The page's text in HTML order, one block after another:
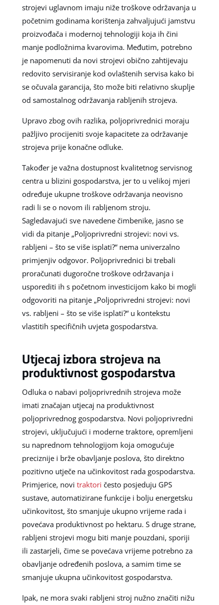
strojevi uglavnom imaju niže troškove održavanja u
početnim godinama korištenja zahvaljujući jamstvu
proizvođača i modernoj tehnologiji koja ih čini
manje podložnima kvarovima. Međutim, potrebno
je napomenuti da novi strojevi obično zahtijevaju
redovito servisiranje kod ovlaštenih servisa kako bi
se očuvala garancija, što može biti relativno skuplje
od samostalnog održavanja rabljenih strojeva.
Upravo zbog ovih razlika, poljoprivrednici moraju
pažljivo procijeniti svoje kapacitete za održavanje
strojeva prije konačne odluke.
Također je važna dostupnost kvalitetnog servisnog
centra u blizini gospodarstva, jer to u velikoj mjeri
određuje ukupne troškove održavanja neovisno
radi li se o novom ili rabljenom stroju.
Sagledavajući sve navedene čimbenike, jasno se
vidi da pitanje „Poljoprivredni strojevi: novi vs.
rabljeni – što se više isplati?“ nema univerzalno
primjenjiv odgovor. Poljoprivrednici bi trebali
proračunati dugoročne troškove održavanja i
usporediti ih s početnom investicijom kako bi mogli
odgovoriti na pitanje „Poljoprivredni strojevi: novi
vs. rabljeni – što se više isplati?“ u kontekstu
vlastitih specifičnih uvjeta gospodarstva.
Utjecaj izbora strojeva na
produktivnost gospodarstva
Odluka o nabavi poljoprivrednih strojeva može
imati značajan utjecaj na produktivnost
poljoprivrednog gospodarstva. Novi poljoprivredni
strojevi, uključujući i moderne traktore, opremljeni
su naprednom tehnologijom koja omogućuje
preciznije i brže obavljanje poslova, što direktno
pozitivno utječe na učinkovitost rada gospodarstva.
Primjerice, novi traktori često posjeduju GPS
sustave, automatizirane funkcije i bolju energetsku
učinkovitost, što smanjuje ukupno vrijeme rada i
povećava produktivnost po hektaru. S druge strane,
rabljeni strojevi mogu biti manje pouzdani, sporiji
ili zastarjeli, čime se povećava vrijeme potrebno za
obavljanje određenih poslova, a samim time se
smanjuje ukupna učinkovitost gospodarstva.
Ipak, ne mora svaki rabljeni stroj nužno značiti nižu